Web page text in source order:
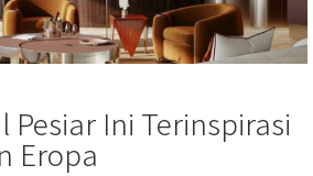
Pesiar Ini Terinspirasi
Eropa